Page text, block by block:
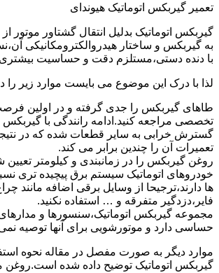
تعمیر گیربکس اتوماتیک هیوندای
گیربکس اتوماتیک بدلیل انتقال گشتاور موتور
به گیربکس و ساختار هیدروالکترومکانیکی
با دنده دستی،مستلزم دقت و حساسیت
لذا با درک این موضوع می بایست موارد زیر را
طاهای گیربکس را جدی گرفته و در اولین
تخصصی مراجعه کنید.ادامه رانندگی با
گسترش خرابی به سایر قطعات شده که در
تعمیرات آن را چندین برابر می کند.
روغن گیربکس را در زمانبندی و کیلومتر تعیین
خودروهای اتوماتیک سیستم برق پیچیده تری
ها دارند،ترجیحا از وسایل برقی اضافه مانند
فایر،دزدگیر متفرقه و … استفاده نکنید.
مجموعه گیربکس اتوماتیک،سنسورها و مدارهای
حساسی دارد و موتورشویی برای آنها توصیه
موارد دیگر به صورت مفصل در مقاله نحوه
گیربکس اتوماتیک توضیح داده شده است.روغن